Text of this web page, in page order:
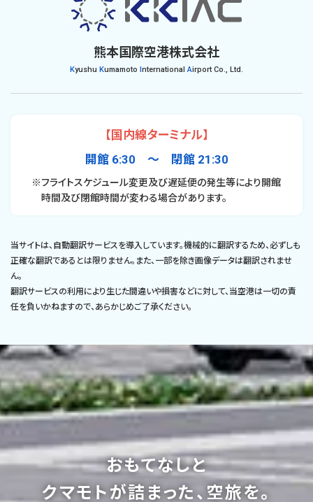
熊本国際空港株式会社
Kyushu Kumamoto InternationalAirport Co., Ltd.
【国内線ターミナル】
開館 6:30 〜 閉館 21:30
※フライトスケジュール変更及び遅延便の発生等により開館
時間及び閉館時間が変わる場合があります。
当サイトは、自動翻訳サービスを導入しています。機械的に翻訳するため、必ずしも
正確な翻訳であるとは限りません。また、一部を除き画像データは翻訳されませ
ん。
翻訳サービスの利用により生じた間違いや損害などに対して、当空港は一切の責
任を負いかねますので、あらかじめご了承ください。
おもてなしと
クマモトが詰まった、空旅を。